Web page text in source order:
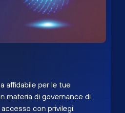
affidabile per le tue
materia di governance di
con privilegi.